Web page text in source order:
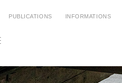
PUBLICATIONS INFORMATIONS